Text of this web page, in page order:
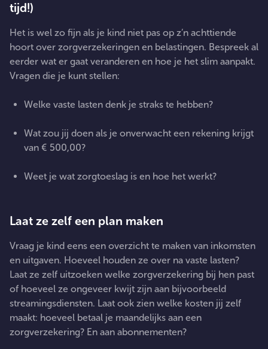
tijd!)
Het is wel zo fijn als je kind niet pas op z’n achttiende
hoort over zorgverzekeringen en belastingen. Bespreek al
eerder wat er gaat veranderen en hoe je het slim aanpakt.
Vragen die je kunt stellen:
Welke vaste lasten denk je straks te hebben?
Wat zou jij doen als je onverwacht een rekening krijgt
van € 500,00?
Weet je wat zorgtoeslag is en hoe het werkt?
Laat ze zelf een plan maken
Vraag je kind eens een overzicht te maken van inkomsten
en uitgaven. Hoeveel houden ze over na vaste lasten?
Laat ze zelf uitzoeken welke zorgverzekering bij hen past
of hoeveel ze ongeveer kwijt zijn aan bijvoorbeeld
streamingsdiensten. Laat ook zien welke kosten jij zelf
maakt: hoeveel betaal je maandelijks aan een
zorgverzekering? En aan abonnementen?